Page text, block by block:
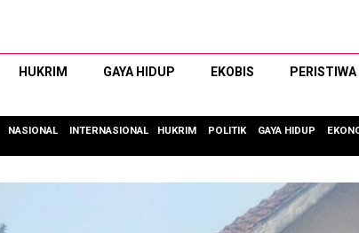
HUKRIM GAYA HIDUP EKOBIS PERISTIWA
NASIONAL INTERNASIONAL HUKRIM POLITIK GAYA HIDUP